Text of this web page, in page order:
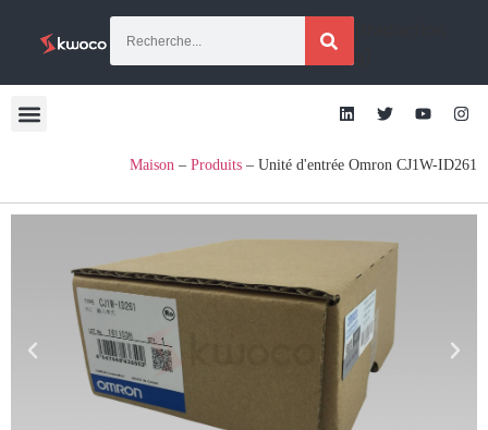
Maison – Produits – Unité d'entrée Omron CJ1W-ID261